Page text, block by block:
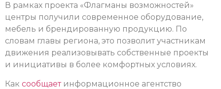
В рамках проекта «Флагманы возможностей»
центры получили современное оборудование,
мебель и брендированную продукцию. По
словам главы региона, это позволит участникам
движения реализовывать собственные проекты
и инициативы в более комфортных условиях.
Как сообщаетинформационное агентство